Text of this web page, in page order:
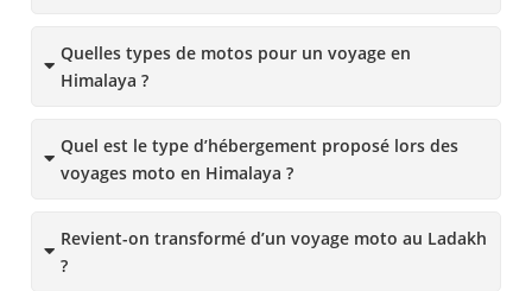
Quelles types de motos pour un voyage en
Himalaya ?
Quel est le type d’hébergement proposé lors des
voyages moto en Himalaya ?
Revient-on transformé d’un voyage moto au Ladakh
?